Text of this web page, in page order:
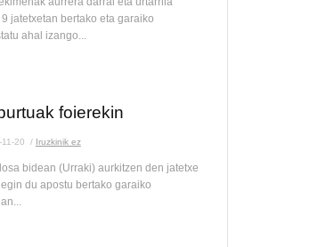
jatetxetan bertako eta garaiko
ahal izango...
foierekin
20 / Iruzkinik ez
bidean (Urraki) aurkitzen den jatetxe
du apostu bertako garaiko